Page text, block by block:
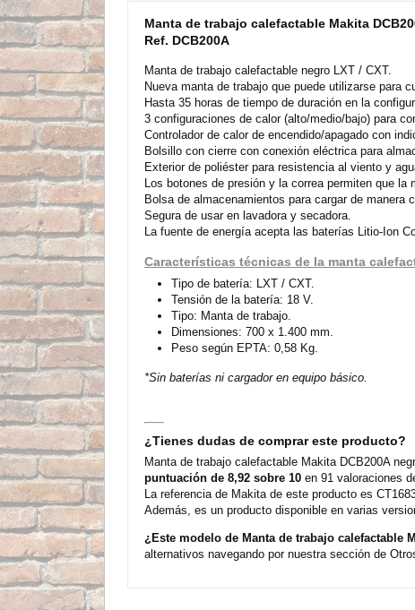
Manta de trabajo calefactable Makita
Ref. DCB200A
Manta de trabajo calefactable negro LXT / CXT.
Nueva manta de trabajo que puede utilizarse para
Hasta 35 horas de tiempo de duración en la
3 configuraciones de calor (alto/medio/bajo) para
Controlador de calor de encendido/apagado con
Bolsillo con cierre con conexión eléctrica para
Exterior de poliéster para resistencia al viento y
Los botones de presión y la correa permiten que
Bolsa de almacenamientos para cargar de manera
Segura de usar en lavadora y secadora.
La fuente de energía acepta las baterías Litio-Ion
Características técnicas de la manta
Tipo de batería: LXT / CXT.
Tensión de la batería: 18 V.
Tipo: Manta de trabajo.
Dimensiones: 700 x 1.400 mm.
Peso según EPTA: 0,58 Kg.
*Sin baterías ni cargador en equipo básico.
¿Tienes dudas de comprar este producto?
Manta de trabajo calefactable Makita DCB200A
puntuación de 8,92 sobre 10 en 91 valoraciones
La referencia de Makita de este producto es
Además, es un producto disponible en varias
¿Este modelo de Manta de trabajo calefactable
alternativos navegando por nuestra sección de